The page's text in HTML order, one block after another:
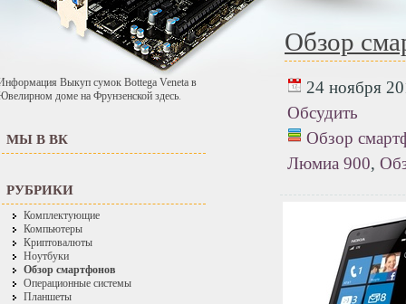
Выкуп сумок Bottega Veneta в
доме на Фрунзенской здесь.
МЫ В ВК
РУБРИКИ
Комплектующие
Компьютеры
Криптовалюты
Ноутбуки
Обзор смартфонов
Операционные системы
Планшеты
Обзор
24 ноября
Обсудить
Обзор
Люмиа 900,